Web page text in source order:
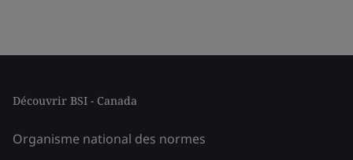
Découvrir BSI - Canada
Organisme national des normes